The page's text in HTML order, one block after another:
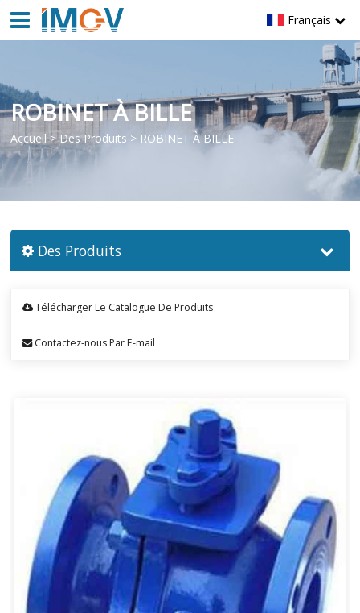
Français
ROBINET À BILLE
Accueil>Des Produits > ROBINET À BILLE
Des Produits
Télécharger Le Catalogue De Produits
Contactez-nous Par E-mail